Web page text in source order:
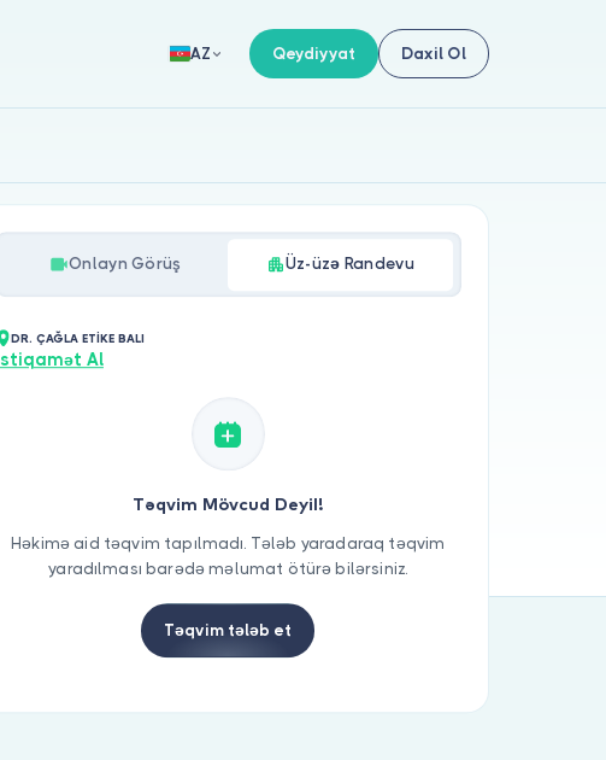
AZ Qeydiyyat Daxil Ol
Onlayn Görüş Üz-üzə Randevu
DR. ÇAĞLA ETİKE BALI
İstiqamət Al
Təqvim Mövcud Deyil!
Həkimə aid təqvim tapılmadı. Tələb yaradaraq təqvim
yaradılması barədə məlumat ötürə bilərsiniz.
Təqvim tələb et